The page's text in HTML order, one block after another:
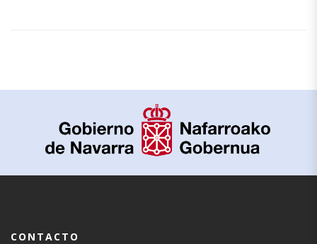
CONTACTO